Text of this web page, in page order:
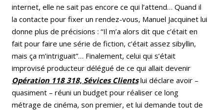
internet, elle ne sait pas encore ce qui l’attend… Quand il
la contacte pour fixer un rendez-vous, Manuel Jacquinet lui
donne plus de précisions : “Il m’a alors dit que c’était en
fait pour faire une série de fiction, c’était assez sibyllin,
mais ça m’intriguait”… Finalement, celui qui s’était
improvisé producteur délégué de ce qui allait devenir
Opération 118 318, Sévices Clientslui déclare avoir –
quasiment – réuni un budget pour réaliser ce long
métrage de cinéma, son premier, et lui demande tout de